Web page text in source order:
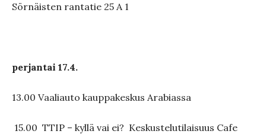
Sörnäisten rantatie 25 A 1
perjantai 17.4.
13.00 Vaaliauto kauppakeskus Arabiassa
15.00 TTIP – kyllä vai ei? Keskustelutilaisuus Cafe